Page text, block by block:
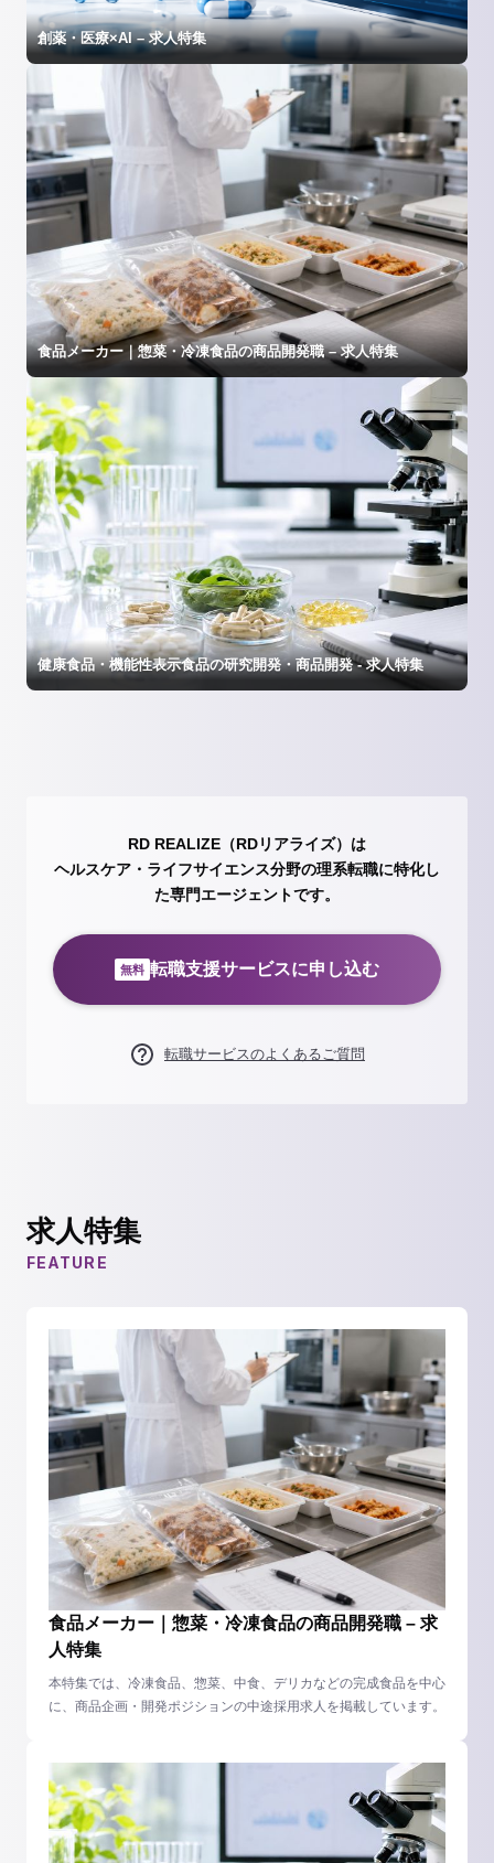
創薬・医療×AI – 求人特集
食品メーカー｜惣菜・冷凍食品の商品開発職 – 求人特集
健康食品・機能性表示食品の研究開発・商品開発 - 求人特集
RD REALIZE（RDリアライズ）は
ヘルスケア・ライフサイエンス分野の理系転職に特化し
た専門エージェントです。
無料 転職支援サービスに申し込む
転職サービスのよくあるご質問
求人特集
FEATURE
食品メーカー｜惣菜・冷凍食品の商品開発職 – 求
人特集
本特集では、冷凍食品、惣菜、中食、デリカなどの完成食品を中心
に、商品企画・開発ポジションの中途採用求人を掲載しています。